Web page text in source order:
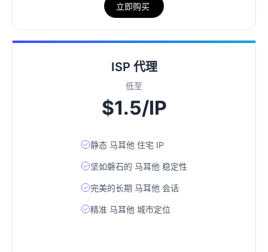
立即购买
ISP 代理
低至
$1.5/IP
静态 马耳他 住宅 IP
坚如磐石的 马耳他 稳定性
完美的长期 马耳他 会话
精准 马耳他 城市定位